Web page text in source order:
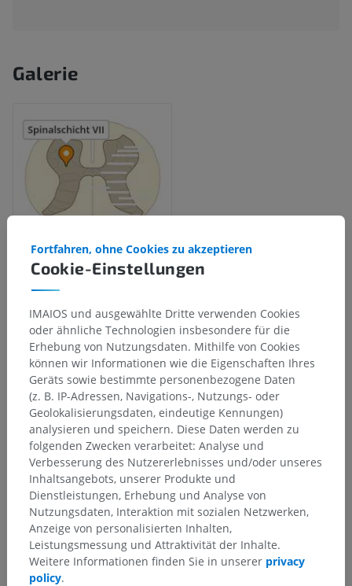
Galerie
Anatomie des Menschen 1
Systematische Anatomie> Nervensystem >
Zentraler Abschnitt; Zentralnervensystem>
Rückenmark> Graue Substanz>
Säulen der grauen Substanz>
Mittelsäule; Zwischensäule> Spinalschicht VII
Darunterliegende Strukturen:Für dieses anatomische
Teil gibt es keine zugehörigen Strukturen
Anatomie des Menschen
Cookie-Einstellungen
Fortfahren, ohne Cookies zu akzeptieren
IMAIOS und ausgewählte Dritte verwenden Cookies
oder ähnliche Technologien insbesondere für die
Erhebung von Nutzungsdaten. Mithilfe von Cookies
können wir Informationen wie die Eigenschaften Ihres
Geräts sowie bestimmte personenbezogene Daten
(z. B. IP-Adressen, Navigations-, Nutzungs- oder
Geolokalisierungsdaten, eindeutige Kennungen)
analysieren und speichern. Diese Daten werden zu
folgenden Zwecken verarbeitet: Analyse und
Verbesserung des Nutzererlebnisses und/oder unseres
Inhaltsangebots, unserer Produkte und
Dienstleistungen, Erhebung und Analyse von
Nutzungsdaten, Interaktion mit sozialen Netzwerken,
Anzeige von personalisierten Inhalten,
Leistungsmessung und Attraktivität der Inhalte.
Weitere Informationen finden Sie in unserer privacy
policy.